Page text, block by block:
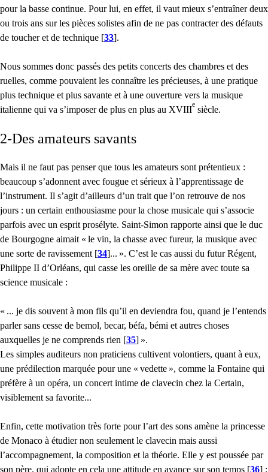
pour la basse continue. Pour lui, en effet, il vaut mieux s’entraîner deux
ou trois ans sur les pièces solistes afin de ne pas contracter des défauts
de toucher et de technique [33].
Nous sommes donc passés des petits concerts des chambres et des
ruelles, comme pouvaient les connaître les précieuses, à une pratique
plus technique et plus savante et à une ouverture vers la musique
italienne qui va s’imposer de plus en plus au XVIII
e
siècle.
2-Des amateurs savants
Mais il ne faut pas penser que tous les amateurs sont prétentieux :
beaucoup s’adonnent avec fougue et sérieux à l’apprentissage de
l’instrument. Il s’agit d’ailleurs d’un trait que l’on retrouve de nos
jours : un certain enthousiasme pour la chose musicale qui s’associe
parfois avec un esprit prosélyte. Saint-Simon rapporte ainsi que le duc
de Bourgogne aimait « le vin, la chasse avec fureur, la musique avec
une sorte de ravissement [34]... ». C’est le cas aussi du futur Régent,
Philippe II d’Orléans, qui casse les oreille de sa mère avec toute sa
science musicale :
« ... je dis souvent à mon fils qu’il en deviendra fou, quand je l’entends
parler sans cesse de bemol, becar, béfa, bémi et autres choses
auxquelles je ne comprends rien [35] ».
Les simples auditeurs non praticiens cultivent volontiers, quant à eux,
une prédilection marquée pour une « vedette », comme la Fontaine qui
préfère à un opéra, un concert intime de clavecin chez la Certain,
visiblement sa favorite...
Enfin, cette motivation très forte pour l’art des sons amène la princesse
de Monaco à étudier non seulement le clavecin mais aussi
l’accompagnement, la composition et la théorie. Elle y est poussée par
son père, qui adopte en cela une attitude en avance sur son temps [36] :